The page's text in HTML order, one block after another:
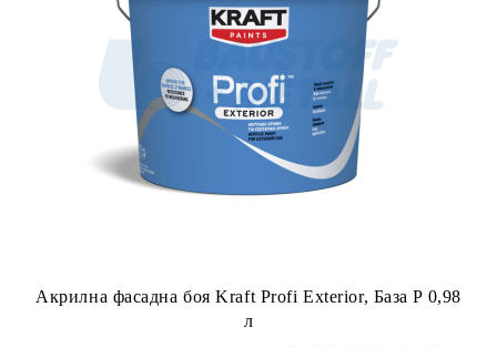
Акрилна фасадна боя Kraft Profi Exterior, База P 0,98
л